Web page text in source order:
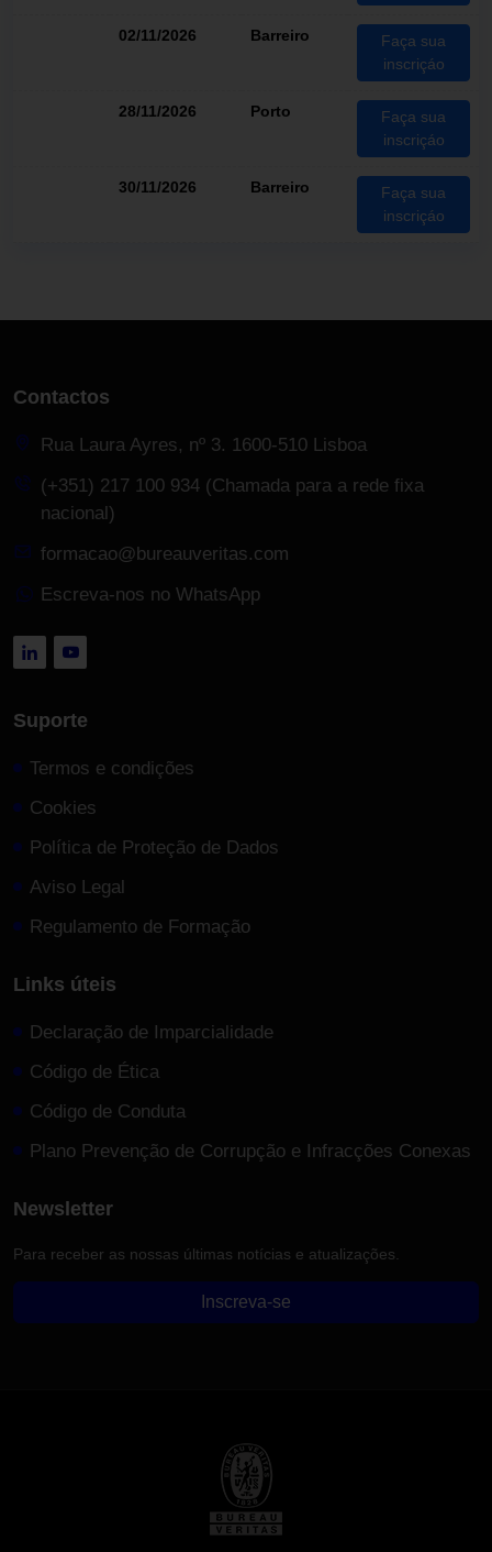
02/11/2026 Barreiro
Faça sua
inscriçáo
28/11/2026 Porto
Faça sua
inscriçáo
30/11/2026 Barreiro
Faça sua
inscriçáo
Contactos
Rua Laura Ayres, nº 3. 1600-510 Lisboa
(+351) 217 100 934 (Chamada para a rede fixa
nacional)
formacao@bureauveritas.com
Escreva-nos no WhatsApp
Suporte
Termos e condições
Cookies
Política de Proteção de Dados
Aviso Legal
Regulamento de Formação
Links úteis
Declaração de Imparcialidade
Código de Ética
Código de Conduta
Plano Prevenção de Corrupção e Infracções Conexas
Newsletter
Para receber as nossas últimas notícias e atualizações.
Inscreva-se